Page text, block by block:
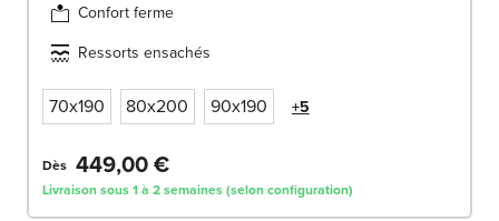
Confort ferme
Ressorts ensachés
70x190 80x200 90x190 +5
Dès 449,00 €
Livraison sous 1 à 2 semaines (selon configuration)